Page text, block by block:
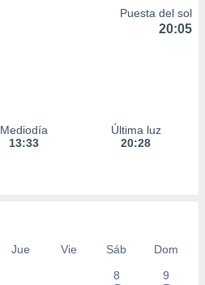
Puesta del sol
20:05
Mediodía
13:33
Última luz
20:28
Jue Vie Sáb
Dom
8
9